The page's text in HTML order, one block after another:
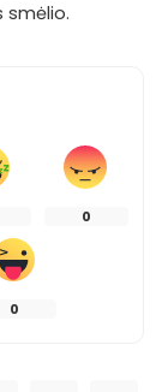
smėlio.
0
0